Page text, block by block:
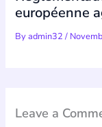
européenne
Byadmin32/
Leave a